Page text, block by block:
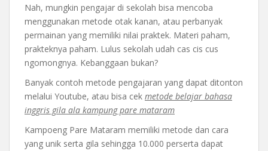
Nah, mungkin pengajar di sekolah bisa mencoba
menggunakan metode otak kanan, atau perbanyak
permainan yang memiliki nilai praktek. Materi paham,
prakteknya paham. Lulus sekolah udah cas cis cus
ngomongnya. Kebanggaan bukan?
Banyak contoh metode pengajaran yang dapat ditonton
melalui Youtube, atau bisa cek metode belajar bahasa
inggris gila ala kampung pare mataram
Kampoeng Pare Mataram memiliki metode dan cara
yang unik serta gila sehingga 10.000 perserta dapat